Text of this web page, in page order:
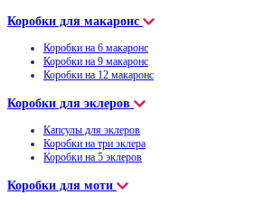
Коробки для макаронс
Коробки на 6 макаронс
Коробки на 9 макаронс
Коробки на 12 макаронс
Коробки для эклеров
Капсулы для эклеров
Коробки на три эклера
Коробки на 5 эклеров
Коробки для моти